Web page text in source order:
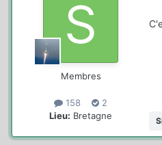
Membres
158
2
Lieu: Bretagne